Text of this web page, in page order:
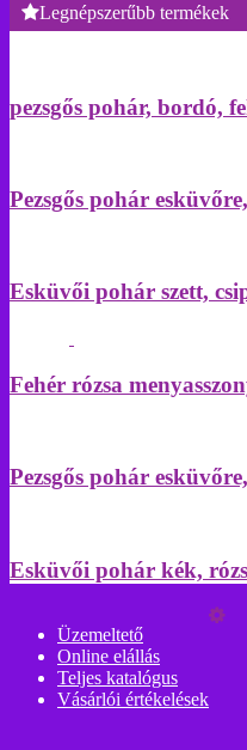
Legnépszerűbb termékek
pezsgős pohár, bordó,
Pezsgős pohár
Esküvői pohár szett,
Fehér rózsa
Pezsgős pohár
Esküvői pohár kék,
Üzemeltető
Online elállás
Teljes katalógus
Vásárlói értékelések